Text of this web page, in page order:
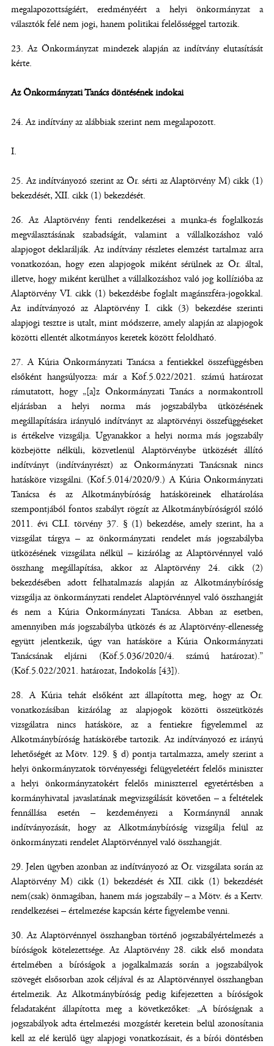
megalapozottságáért, eredményéért a helyi önkormányzat a
választók felé nem jogi, hanem politikai felelősséggel tartozik.
Az Önkormányzat mindezek alapján az indítvány elutasítását
kérte.
Az Önkormányzati Tanács döntésének indokai
Az indítvány az alábbiak szerint nem megalapozott.
I.
Az indítványozó szerint az Ör. sérti az Alaptörvény M) cikk (1)
bekezdését, XII. cikk (1) bekezdését.
Az Alaptörvény fenti rendelkezései a munka-és foglalkozás
megválasztásának szabadságát, valamint a vállalkozáshoz való
alapjogot deklarálják. Az indítvány részletes elemzést tartalmaz arra
vonatkozóan, hogy ezen alapjogok miként sérülnek az Ör. által,
illetve, hogy miként kerülhet a vállalkozáshoz való jog kollízióba az
Alaptörvény VI. cikk (1) bekezdésbe foglalt magánszféra-jogokkal.
Az indítványozó az Alaptörvény I. cikk (3) bekezdése szerinti
alapjogi tesztre is utalt, mint módszerre, amely alapján az alapjogok
közötti ellentét alkotmányos keretek között feloldható.
A Kúria Önkormányzati Tanácsa a fentiekkel összefüggésben
elsőként hangsúlyozza: már a Köf.5.022/2021. számú határozat
rámutatott, hogy „[a]z Önkormányzati Tanács a normakontroll
eljárásban a helyi norma más jogszabályba ütközésének
megállapítására irányuló indítványt az alaptörvényi összefüggéseket
is értékelve vizsgálja. Ugyanakkor a helyi norma más jogszabály
közbejötte nélküli, közvetlenül Alaptörvénybe ütközését állító
indítványt (indítványrészt) az Önkormányzati Tanácsnak nincs
hatásköre vizsgálni. (Köf.5.014/2020/9.) A Kúria Önkormányzati
Tanácsa és az Alkotmánybíróság hatásköreinek elhatárolása
szempontjából fontos szabályt rögzít az Alkotmánybíróságról szóló
2011. évi CLI. törvény 37. § (1) bekezdése, amely szerint, ha a
vizsgálat tárgya – az önkormányzati rendelet más jogszabályba
ütközésének vizsgálata nélkül – kizárólag az Alaptörvénnyel való
összhang megállapítása, akkor az Alaptörvény 24. cikk (2)
bekezdésében adott felhatalmazás alapján az Alkotmánybíróság
vizsgálja az önkormányzati rendelet Alaptörvénnyel való összhangját
és nem a Kúria Önkormányzati Tanácsa. Abban az esetben,
amennyiben más jogszabályba ütközés és az Alaptörvény-ellenesség
együtt jelentkezik, úgy van hatásköre a Kúria Önkormányzati
Tanácsának eljárni (Köf.5.036/2020/4. számú határozat).”
(Köf.5.022/2021. határozat, Indokolás [43]).
A Kúria tehát elsőként azt állapította meg, hogy az Ör.
vonatkozásában kizárólag az alapjogok közötti összeütközés
vizsgálatra nincs hatásköre, az a fentiekre figyelemmel az
Alkotmánybíróság hatáskörébe tartozik. Az indítványozó ez irányú
lehetőségét az Mötv. 129. § d) pontja tartalmazza, amely szerint a
helyi önkormányzatok törvényességi felügyeletéért felelős miniszter
a helyi önkormányzatokért felelős miniszterrel egyetértésben a
kormányhivatal javaslatának megvizsgálását követően – a feltételek
fennállása esetén – kezdeményezi a Kormánynál annak
indítványozását, hogy az Alkotmánybíróság vizsgálja felül az
önkormányzati rendelet Alaptörvénnyel való összhangját.
Jelen ügyben azonban az indítványozó az Ör. vizsgálata során az
Alaptörvény M) cikk (1) bekezdését és XII. cikk (1) bekezdését
nem(csak) önmagában, hanem más jogszabály – a Mötv. és a Kertv.
rendelkezései – értelmezése kapcsán kérte figyelembe venni.
Az Alaptörvénnyel összhangban történő jogszabályértelmezés a
bíróságok kötelezettsége. Az Alaptörvény 28. cikk első mondata
értelmében a bíróságok a jogalkalmazás során a jogszabályok
szövegét elsősorban azok céljával és az Alaptörvénnyel összhangban
értelmezik. Az Alkotmánybíróság pedig kifejezetten a bíróságok
feladataként állapította meg a következőket: „A bíróságnak a
jogszabályok adta értelmezési mozgástér keretein belül azonosítania
kell az elé kerülő ügy alapjogi vonatkozásait, és a bírói döntésben